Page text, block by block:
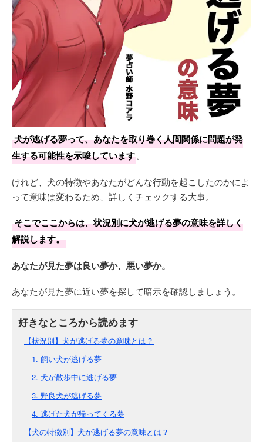
犬が逃げる夢って、あなたを取り巻く人間関係に問題が発
生する可能性を示唆しています。
けれど、犬の特徴やあなたがどんな行動を起こしたのかによ
って意味は変わるため、詳しくチェックする大事。
そこでここからは、状況別に犬が逃げる夢の意味を詳しく
解説します。
あなたが見た夢は良い夢か、悪い夢か。
あなたが見た夢に近い夢を探して暗示を確認しましょう。
【状況別】犬が逃げる夢の意味とは？
1. 飼い犬が逃げる夢
2. 犬が散歩中に逃げる夢
3. 野良犬が逃げる夢
4. 逃げた犬が帰ってくる夢
【犬の特徴別】犬が逃げる夢の意味とは？